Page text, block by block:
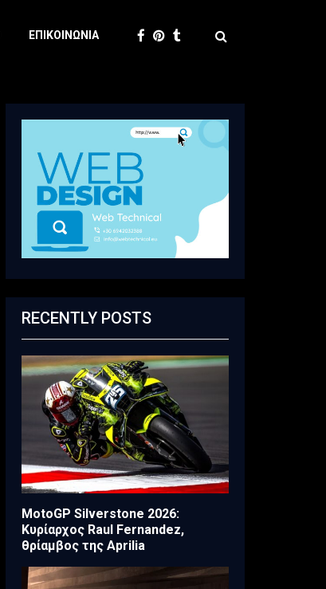
ΕΠΙΚΟΙΝΩΝΊΑ
RECENTLY POSTS
MotoGP Silverstone 2026:
Κυρίαρχος Raul Fernandez,
θρίαμβος της Aprilia